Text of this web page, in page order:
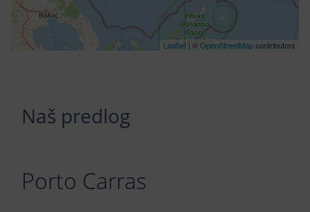
Leaflet | ©OpenStreetMapcontributors
Naš predlog
Porto Carras